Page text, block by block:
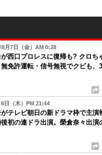
8月7日（金）AM 0:28
西口プロレスに復帰も? クロち
免許運転・信号無視でクビも、
日（木）PM 21:44
がテレビ朝日の新ドラマ枠で主演
初の連ドラ出演。榮倉奈々出演